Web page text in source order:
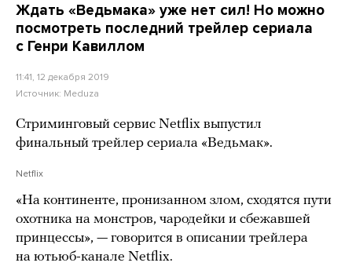
Ждать «Ведьмака» уже нет сил! Но можно
посмотреть последний трейлер сериала
с Генри Кавиллом
11:41, 12 декабря 2019
Источник: Meduza
Стриминговый сервис Netflix выпустил
финальный трейлер сериала «Ведьмак».
Netflix
«На континенте, пронизанном злом, сходятся пути
охотника на монстров, чародейки и сбежавшей
принцессы», — говорится в описании трейлера
на ютьюб-канале Netflix.